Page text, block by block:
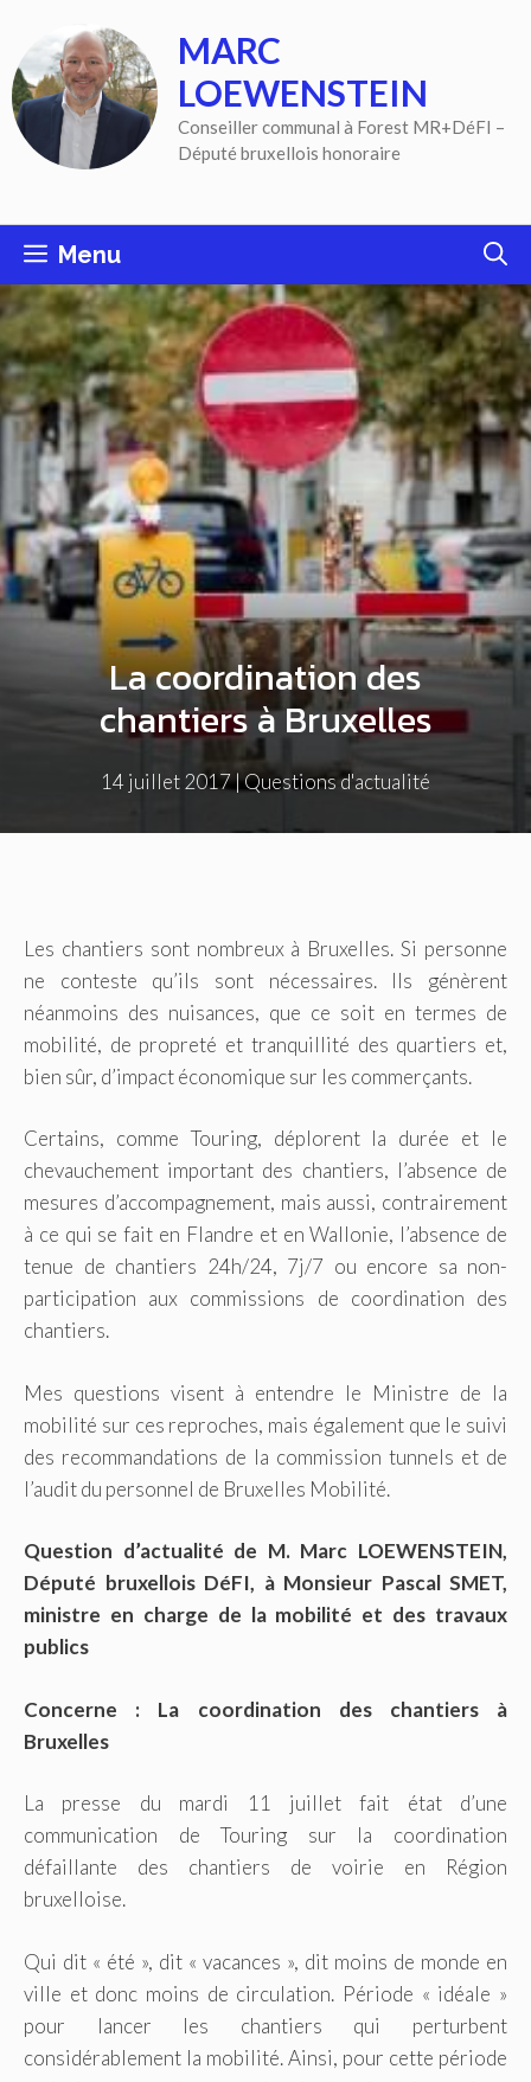
contenu
MARC
LOEWENSTEIN
Conseiller communal à Forest MR+DéFI –
Député bruxellois honoraire
Menu
La coordination des
chantiers à Bruxelles
14 juillet 2017|Questions d'actualité
Les chantiers sont nombreux à Bruxelles. Si personne
ne conteste qu’ils sont nécessaires. Ils génèrent
néanmoins des nuisances, que ce soit en termes de
mobilité, de propreté et tranquillité des quartiers et,
bien sûr, d’impact économique sur les commerçants.
Certains, comme Touring, déplorent la durée et le
chevauchement important des chantiers, l’absence de
mesures d’accompagnement, mais aussi, contrairement
à ce qui se fait en Flandre et en Wallonie, l’absence de
tenue de chantiers 24h/24, 7j/7 ou encore sa non-
participation aux commissions de coordination des
chantiers.
Mes questions visent à entendre le Ministre de la
mobilité sur ces reproches, mais également que le suivi
des recommandations de la commission tunnels et de
l’audit du personnel de Bruxelles Mobilité.
Question d’actualité de M. Marc LOEWENSTEIN,
Député bruxellois DéFI, à Monsieur Pascal SMET,
ministre en charge de la mobilité et des travaux
publics
Concerne : La coordination des chantiers à
Bruxelles
La presse du mardi 11 juillet fait état d’une
communication de Touring sur la coordination
défaillante des chantiers de voirie en Région
bruxelloise.
Qui dit « été », dit « vacances », dit moins de monde en
ville et donc moins de circulation. Période « idéale »
pour lancer les chantiers qui perturbent
considérablement la mobilité. Ainsi, pour cette période